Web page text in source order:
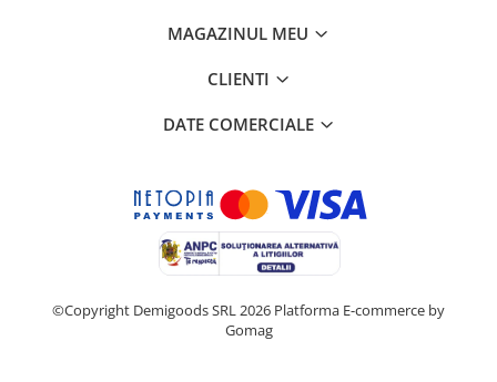
MAGAZINUL MEU
CLIENTI
DATE COMERCIALE
©Copyright Demigoods SRL 2026 Platforma E-commerce by
Gomag